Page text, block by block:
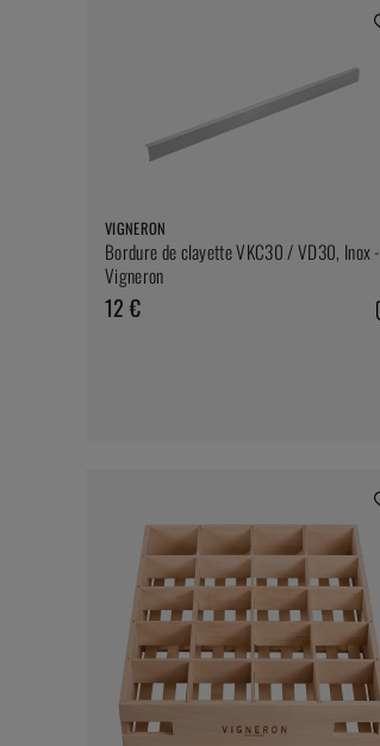
VIGNERON
Bordure de clayette VKC30 / VD30, Inox -
Vigneron
12 €